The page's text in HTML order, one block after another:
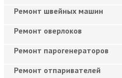
Ремонт швейных машин
Ремонт оверлоков
Ремонт парогенераторов
Ремонт отпаривателей